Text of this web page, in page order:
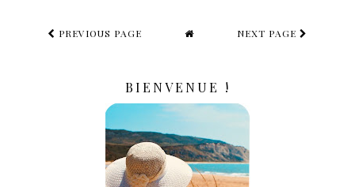
PREVIOUS PAGE NEXT PAGE
BIENVENUE !